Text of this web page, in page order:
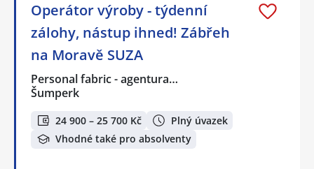
Operátor výroby - týdenní
zálohy, nástup ihned! Zábřeh
na Moravě SUZA
Personal fabric - agentura…
Šumperk
24 900 – 25 700 Kč
Plný úvazek
Vhodné také pro absolventy